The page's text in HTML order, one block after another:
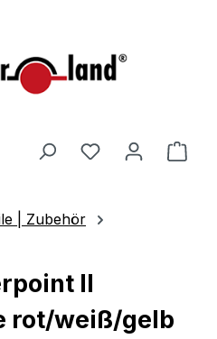
| Zubehör
II
rot/weiß/gelb